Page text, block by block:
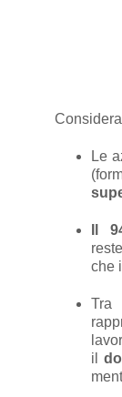
Le
Il
che
Tra
il